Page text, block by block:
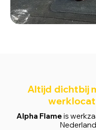
Altijd dichtbij
Alpha Flame is